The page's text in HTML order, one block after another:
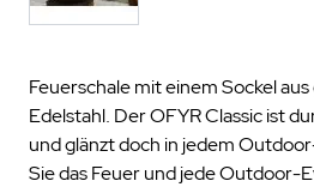
Feuerschale mit einem Sockel
Edelstahl. Der OFYR Classic ist
und glänzt doch in jedem
Sie das Feuer und jede Outdoor-